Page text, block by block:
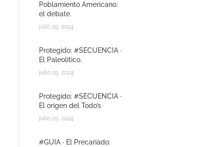
Poblamiento Americano:
el debate.
julio 29, 2024
Protegido: #SECUENCIA ·
El Paleolitico.
julio 29, 2024
Protegido: #SECUENCIA ·
El origen del Todo’s
julio 29, 2024
#GUIA · El Precariado: